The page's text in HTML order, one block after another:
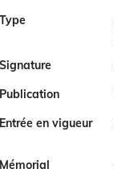
Type
Signature
Publication
Entrée en vigueur
Mémorial